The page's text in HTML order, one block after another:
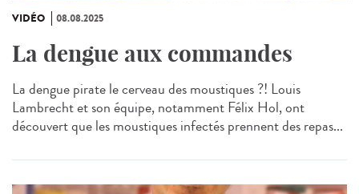
VIDÉO 08.08.2025
La dengue aux commandes
La dengue pirate le cerveau des moustiques ?! Louis
Lambrecht et son équipe, notamment Félix Hol, ont
découvert que les moustiques infectés prennent des repas...